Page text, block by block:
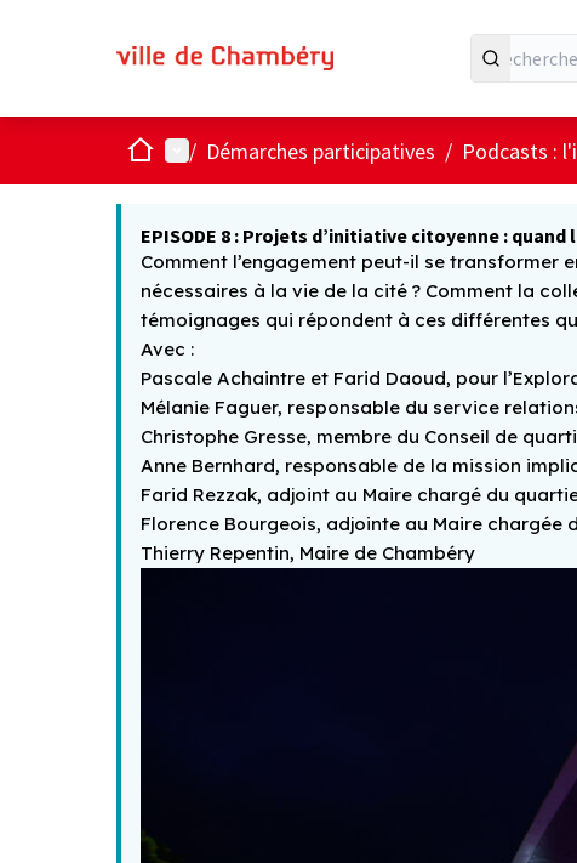
AccueilMenu principal
/ Démarches participatives / Podcasts :
EPISODE 8 : Projets d’initiative citoyenne :
Comment l’engagement peut-il se transformer
nécessaires à la vie de la cité ? Comment la
témoignages qui répondent à ces différentes
Avec :
Pascale Achaintre et Farid Daoud, pour
Mélanie Faguer, responsable du service
Christophe Gresse, membre du Conseil de
Anne Bernhard, responsable de la mission
Farid Rezzak, adjoint au Maire chargé du
Florence Bourgeois, adjointe au Maire
Thierry Repentin, Maire de Chambéry